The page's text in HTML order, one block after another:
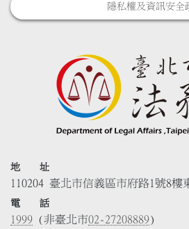
隱私權及資訊安全
地 址
110204 臺北市信義區市府路1號8樓
電 話
1999 (非臺北市02-27208889)